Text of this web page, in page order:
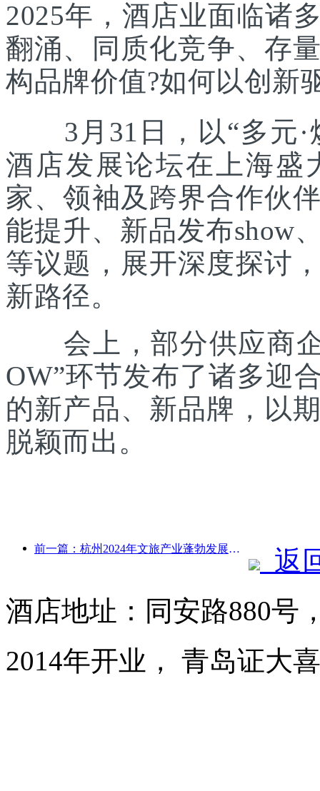
2025年，酒店业面临诸
翻涌、同质化竞争、存
构品牌价值?如何以创新
3月31日，以“多元·
酒店发展论坛在上海盛
家、领袖及跨界合作伙
能提升、新品发布show
等议题，展开深度探讨
新路径。
会上，部分供应商企
OW”环节发布了诸多迎
的新产品、新品牌，以
脱颖而出。
前一篇：杭州2024年文旅产业蓬勃发展：文化增加值超3400亿，入境游客倍增
返
酒店地址：同安路880号
2014年开业， 青岛证